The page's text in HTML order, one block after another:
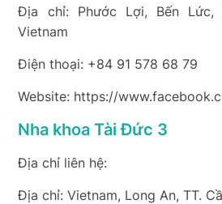
Địa chỉ: Phước Lợi, Bến Lức,
Vietnam
Điện thoại: +84 91 578 68 79
Website: https://
Nha khoa Tài Đức 3
Địa chỉ liên hệ:
Địa chỉ: Vietnam, Long An, TT.